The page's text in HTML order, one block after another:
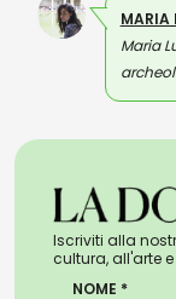
MARIA
Maria
Iscriviti alla
cultura, all'arte
NOME *